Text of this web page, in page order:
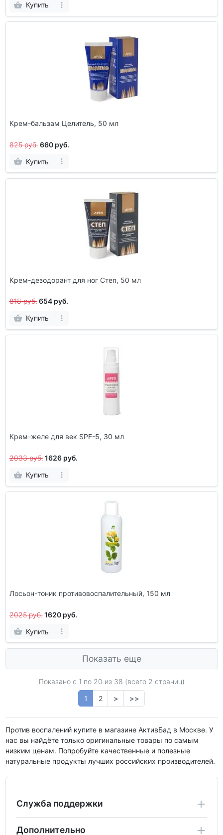
Купить
Крем-бальзам Целитель, 50 мл
825 руб. 660 руб.
Купить
Крем-дезодорант для ног Степ, 50 мл
818 руб. 654 руб.
Купить
Крем-желе для век SPF-5, 30 мл
2033 руб. 1626 руб.
Купить
Лосьон-тоник противовоспалительный, 150 мл
2025 руб. 1620 руб.
Купить
Показать еще
Показано с 1 по 20 из 38 (всего 2 страниц)
1
2 > >>
Против воспалений купите в магазине АктивБад в Москве. У
нас вы найдёте только оригинальные товары по самым
низким ценам. Попробуйте качественные и полезные
натуральные продукты лучших российских производителей.
Служба поддержки
Дополнительно